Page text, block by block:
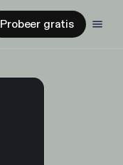
Probeer gratis